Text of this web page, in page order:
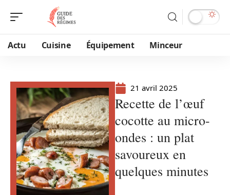
Actu Cuisine Équipement Minceur
21 avril 2025
Recette de l’œuf
cocotte au micro-
ondes : un plat
savoureux en
quelques minutes